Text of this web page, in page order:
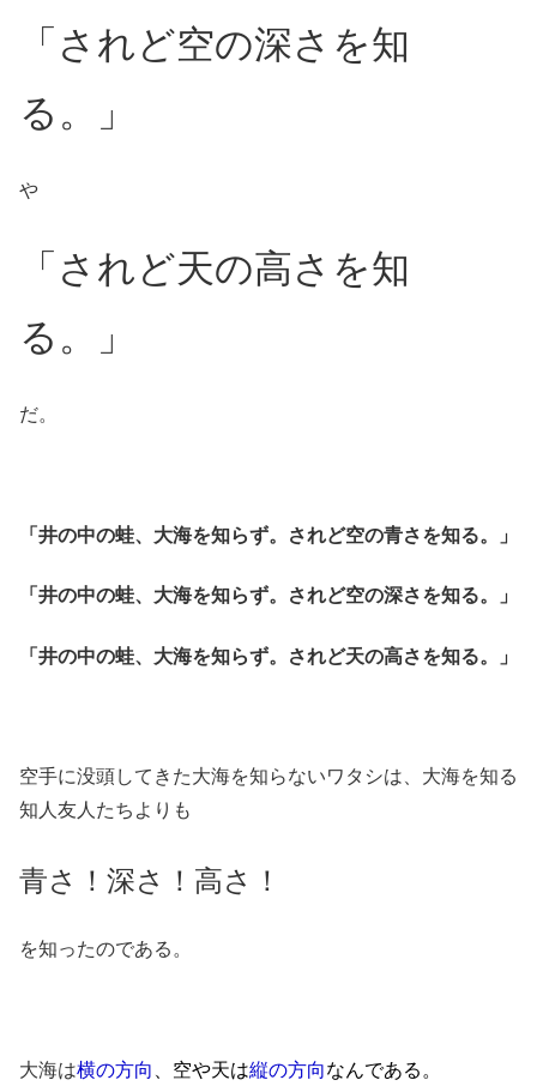
「されど空の深さを知
る。」
や
「されど天の高さを知
る。」
だ。
「井の中の蛙、大海を知らず。されど空の青さを知る。」
「井の中の蛙、大海を知らず。されど空の深さを知る。」
「井の中の蛙、大海を知らず。されど天の高さを知る。」
空手に没頭してきた大海を知らないワタシは、大海を知る
知人友人たちよりも
青さ！深さ！高さ！
を知ったのである。
大海は横の方向 、空や天は縦の方向なんである。